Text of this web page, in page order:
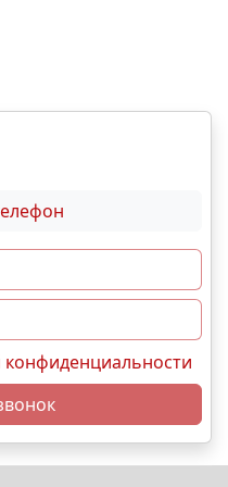
военная
капитал;
с нами прямо
конфиденциальности